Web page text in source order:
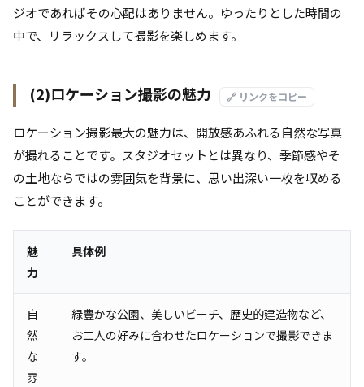
ジオであればその心配はありません。ゆったりとした時間の
中で、リラックスして撮影を楽しめます。
(2)ロケーション撮影の魅力 🔗 リンクをコピー
ロケーション撮影最大の魅力は、開放感あふれる自然な写真
が撮れることです。スタジオセットとは異なり、季節感やそ
の土地ならではの雰囲気を背景に、思い出深い一枚を収める
ことができます。
魅
力
具体例
自
然
な
雰
緑豊かな公園、美しいビーチ、歴史的建造物など、
お二人の好みに合わせたロケーションで撮影できま
す。